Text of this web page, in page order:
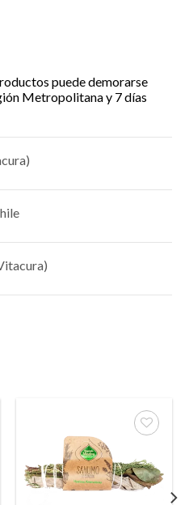
puede demorarse
Metropolitana y 7 días
Añadir
a la
lista